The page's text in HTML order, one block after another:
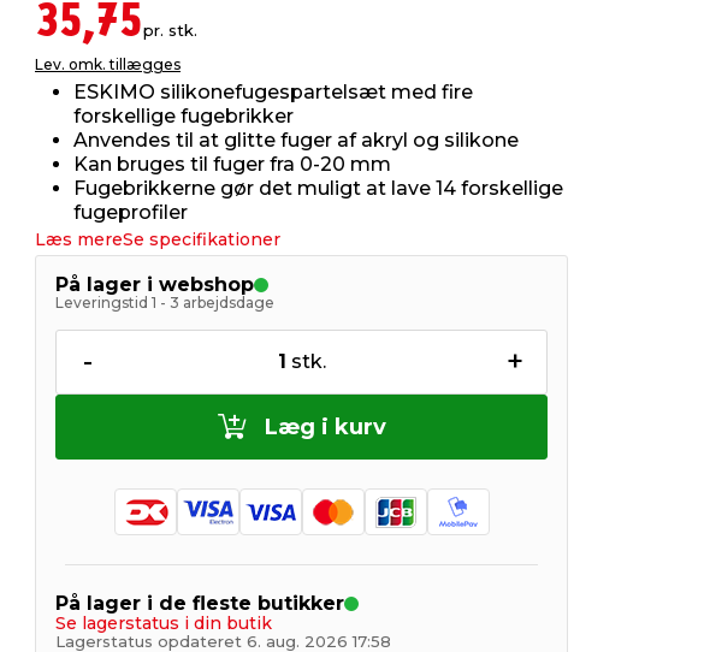
35,75pr. stk.
Lev. omk. tillægges
ESKIMO silikonefugespartelsæt med fire
forskellige fugebrikker
Anvendes til at glitte fuger af akryl og silikone
Kan bruges til fuger fra 0-20 mm
Fugebrikkerne gør det muligt at lave 14 forskellige
fugeprofiler
Læs mereSe specifikationer
På lager i webshop
Leveringstid 1 - 3 arbejdsdage
- 1 stk. +
Læg i kurv
På lager i de fleste butikker
Se lagerstatus i din butik
Lagerstatus opdateret 6. aug. 2026 17:58